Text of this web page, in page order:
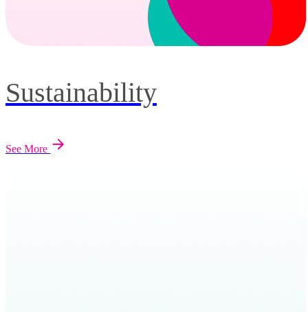
Sustainability
See More